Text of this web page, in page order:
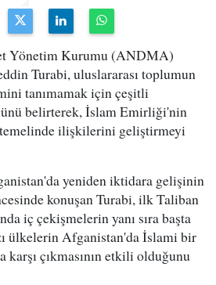
Yönetim Kurumu (ANDMA)
Turabi, uluslararası toplumun
tanımamak için çeşitli
belirterek, İslam Emirliği'nin
ilişkilerini geliştirmeyi
yeniden iktidara gelişinin
konuşan Turabi, ilk Taliban
iç çekişmelerin yanı sıra başta
ülkelerin Afganistan'da İslami bir
çıkmasının etkili olduğunu